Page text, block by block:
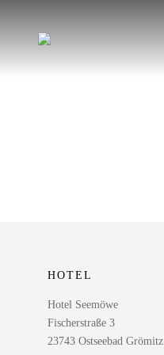
HOTEL
Hotel Seemöwe
Fischerstraße 3
23743 Ostseebad Grömitz